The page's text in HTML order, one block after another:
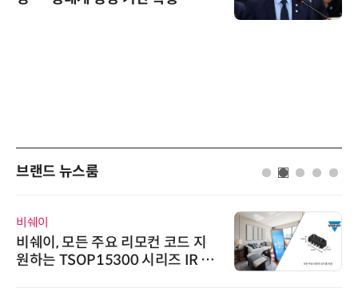
브랜드 뉴스룸
든 주요 리모컨 코드 지
시리즈 IR 수
시큐어링크
시큐어링
흥원 AI
정